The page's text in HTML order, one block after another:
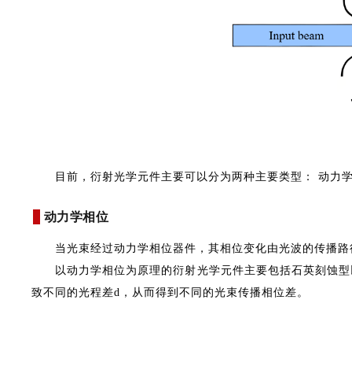
目前，衍射光学元件主要可以分为两种主要类型： 动力
动力学相位
当光束经过动力学相位器件，其相位变化由光波的传播
以动力学相位为原理的衍射光学元件主要包括石英刻蚀
致不同的光程差d，从而得到不同的光束传播相位差。